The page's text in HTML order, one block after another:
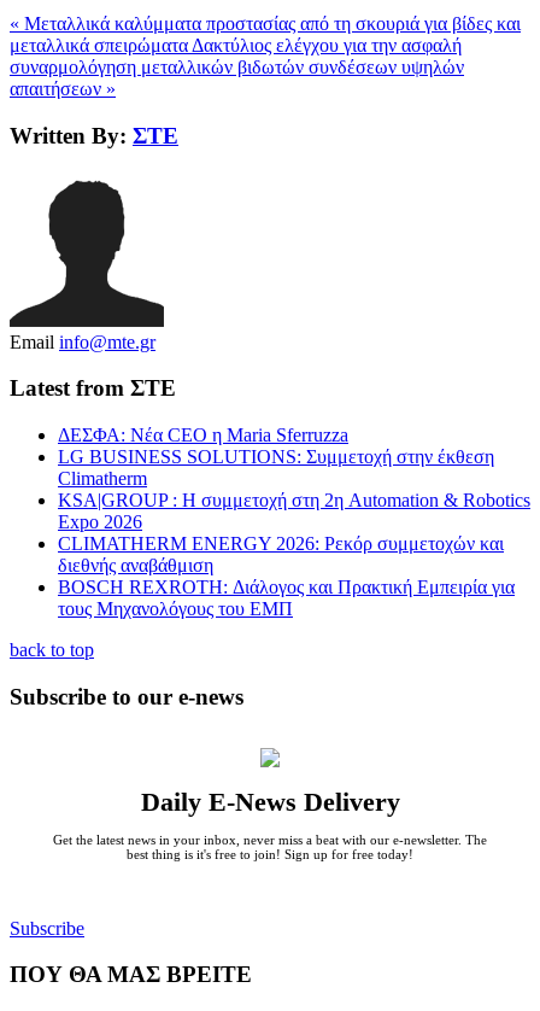
« Μεταλλικά καλύμματα προστασίας από τη σκουριά για βίδες και
μεταλλικά σπειρώματα Δακτύλιος ελέγχου για την ασφαλή
συναρμολόγηση μεταλλικών βιδωτών συνδέσεων υψηλών
απαιτήσεων »
Written By: ΣΤΕ
Email info@mte.gr
Latest from ΣΤΕ
ΔΕΣΦΑ: Νέα CEO η Maria Sferruzza
LG BUSINESS SOLUTIONS: Συμμετοχή στην έκθεση
Climatherm
KSA|GROUP : Η συμμετοχή στη 2η Automation & Robotics
Expo 2026
CLIMATHERM ENERGY 2026: Ρεκόρ συμμετοχών και
διεθνής αναβάθμιση
BOSCH REXROTH: Διάλογος και Πρακτική Εμπειρία για
τους Μηχανολόγους του ΕΜΠ
back to top
Subscribe to our e-news
Daily E-News Delivery
Get the latest news in your inbox, never miss a beat with our e-newsletter. The
best thing is it's free to join! Sign up for free today!
Subscribe
ΠΟΥ ΘΑ ΜΑΣ ΒΡΕΙΤΕ